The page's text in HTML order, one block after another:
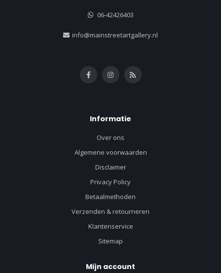
06-42426403
info@mainstreetartgallery.nl
Informatie
Over ons
Algemene voorwaarden
Disclaimer
Privacy Policy
Betaalmethoden
Verzenden & retourneren
Klantenservice
Sitemap
Mijn account